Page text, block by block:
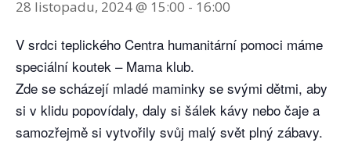
28 listopadu, 2024 @ 15:00 - 16:00
V srdci teplického Centra humanitární pomoci máme
speciální koutek – Mama klub.
Zde se scházejí mladé maminky se svými dětmi, aby
si v klidu popovídaly, daly si šálek kávy nebo čaje a
samozřejmě si vytvořily svůj malý svět plný zábavy.